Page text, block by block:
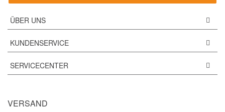
ÜBER UNS
KUNDENSERVICE
SERVICECENTER
VERSAND